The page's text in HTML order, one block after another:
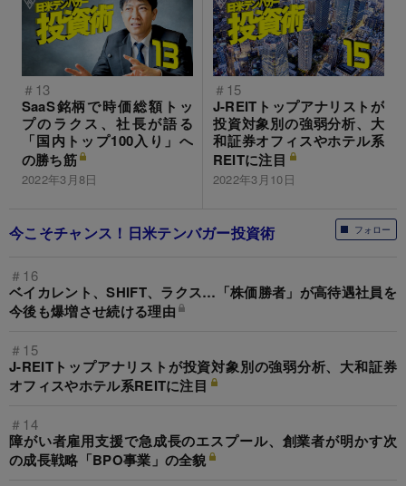
＃13
SaaS銘柄で時価総額トッ
プのラクス、社長が語る
「国内トップ100入り」へ
の勝ち筋
2022年3月8日
＃15
J-REITトップアナリストが
投資対象別の強弱分析、大
和証券オフィスやホテル系
REITに注目
2022年3月10日
フォロー
今こそチャンス！日米テンバガー投資術
＃16
ベイカレント、SHIFT、ラクス…「株価勝者」が高待遇社員を
今後も爆増させ続ける理由
＃15
J-REITトップアナリストが投資対象別の強弱分析、大和証券
オフィスやホテル系REITに注目
＃14
障がい者雇用支援で急成長のエスプール、創業者が明かす次
の成長戦略「BPO事業」の全貌